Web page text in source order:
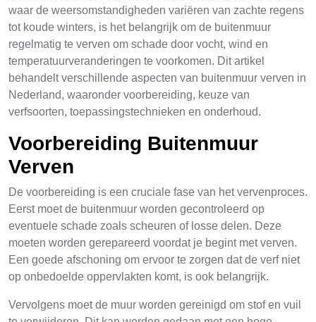
waar de weersomstandigheden variëren van zachte regens
tot koude winters, is het belangrijk om de buitenmuur
regelmatig te verven om schade door vocht, wind en
temperatuurveranderingen te voorkomen. Dit artikel
behandelt verschillende aspecten van buitenmuur verven in
Nederland, waaronder voorbereiding, keuze van
verfsoorten, toepassingstechnieken en onderhoud.
Voorbereiding Buitenmuur
Verven
De voorbereiding is een cruciale fase van het vervenproces.
Eerst moet de buitenmuur worden gecontroleerd op
eventuele schade zoals scheuren of losse delen. Deze
moeten worden gerepareerd voordat je begint met verven.
Een goede afschoning om ervoor te zorgen dat de verf niet
op onbedoelde oppervlakten komt, is ook belangrijk.
Vervolgens moet de muur worden gereinigd om stof en vuil